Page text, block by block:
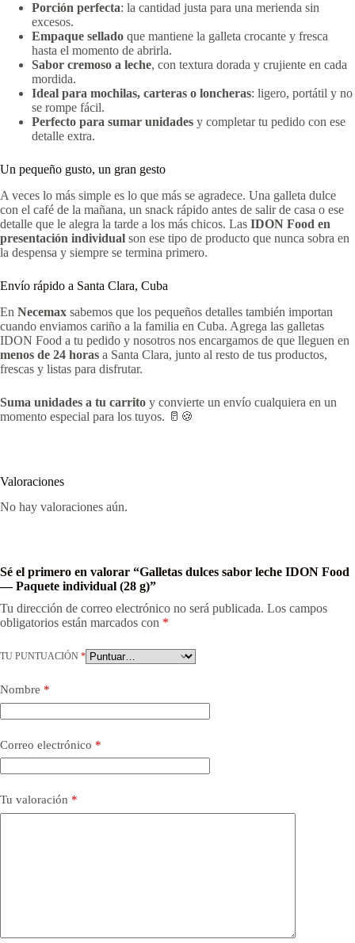
Porción perfecta: la cantidad justa para una merienda sin
excesos.
Empaque sellado que mantiene la galleta crocante y fresca
hasta el momento de abrirla.
Sabor cremoso a leche, con textura dorada y crujiente en cada
mordida.
Ideal para mochilas, carteras o loncheras: ligero, portátil y no
se rompe fácil.
Perfecto para sumar unidades y completar tu pedido con ese
detalle extra.
Un pequeño gusto, un gran gesto
A veces lo más simple es lo que más se agradece. Una galleta dulce
con el café de la mañana, un snack rápido antes de salir de casa o ese
detalle que le alegra la tarde a los más chicos. Las IDON Food en
presentación individual son ese tipo de producto que nunca sobra en
la despensa y siempre se termina primero.
Envío rápido a Santa Clara, Cuba
En Necemax sabemos que los pequeños detalles también importan
cuando enviamos cariño a la familia en Cuba. Agrega las galletas
IDON Food a tu pedido y nosotros nos encargamos de que lleguen en
menos de 24 horas a Santa Clara, junto al resto de tus productos,
frescas y listas para disfrutar.
Suma unidades a tu carrito y convierte un envío cualquiera en un
momento especial para los tuyos. 🥛🍪
Valoraciones
No hay valoraciones aún.
Sé el primero en valorar “Galletas dulces sabor leche IDON Food
— Paquete individual (28 g)”
Tu dirección de correo electrónico no será publicada. Los campos
obligatorios están marcados con *
TU PUNTUACIÓN *
Nombre *
Correo electrónico *
Tu valoración *